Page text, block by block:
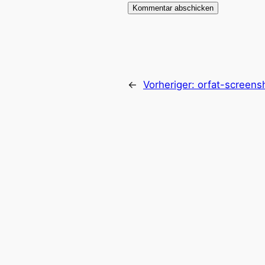
← Vorheriger: orfat-